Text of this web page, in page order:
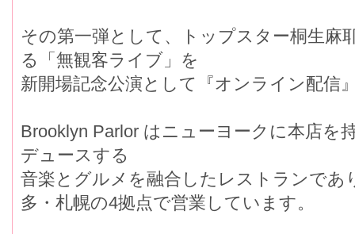
その第一弾として、トップスター桐生麻
る「無観客ライブ」を
新開場記念公演として『オンライン配信
Brooklyn Parlor はニューヨークに本店を
デュースする
音楽とグルメを融合したレストランであ
多・札幌の4拠点で営業しています。